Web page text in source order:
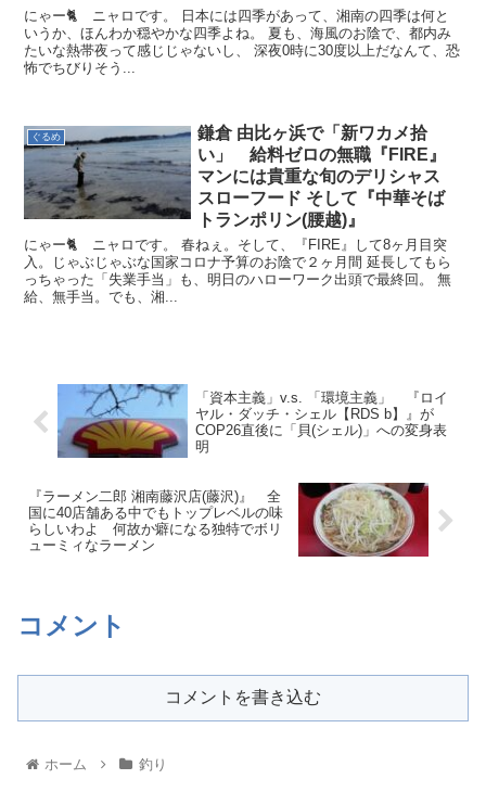
にゃー🐈 ニャロです。 日本には四季があって、湘南の四季は何と
いうか、ほんわか穏やかな四季よね。 夏も、海風のお陰で、都内み
たいな熱帯夜って感じじゃないし、 深夜0時に30度以上だなんて、恐
怖でちびりそう...
ぐるめ
鎌倉 由比ヶ浜で「新ワカメ拾
い」 給料ゼロの無職『FIRE』
マンには貴重な旬のデリシャス
スローフード そして『中華そば
トランポリン(腰越)』
にゃー🐈 ニャロです。 春ねぇ。そして、『FIRE』して8ヶ月目突
入。じゃぶじゃぶな国家コロナ予算のお陰で２ヶ月間 延長してもら
っちゃった「失業手当」も、明日のハローワーク出頭で最終回。 無
給、無手当。でも、湘...
「資本主義」v.s. 「環境主義」 『ロイ
ヤル・ダッチ・シェル【RDS b】』が
COP26直後に「貝(シェル)」への変身表
明
『ラーメン二郎 湘南藤沢店(藤沢)』 全
国に40店舗ある中でもトップレベルの味
らしいわよ 何故か癖になる独特でボリ
ューミィなラーメン
コメント
コメントを書き込む
ホーム 釣り